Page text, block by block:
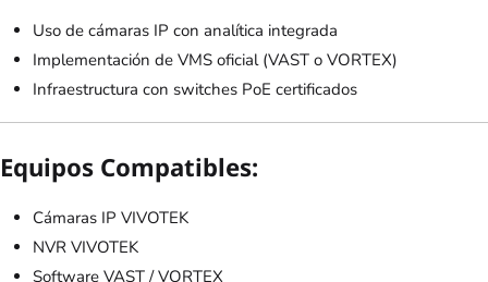
Uso de cámaras IP con analítica integrada
Implementación de VMS oficial (VAST o VORTEX)
Infraestructura con switches PoE certificados
Equipos Compatibles:
Cámaras IP VIVOTEK
NVR VIVOTEK
Software VAST / VORTEX